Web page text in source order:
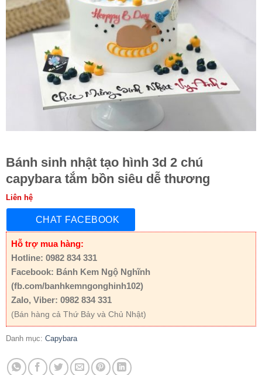
Bánh sinh nhật tạo hình 3d 2 chú
capybara tắm bồn siêu dễ thương
Liên hệ
CHAT FACEBOOK
Hỗ trợ mua hàng:
Hotline: 0982 834 331
Facebook: Bánh Kem Ngộ Nghĩnh
(fb.com/banhkemngonghinh102)
Zalo, Viber: 0982 834 331
(Bán hàng cả Thứ Bảy và Chủ Nhật)
Danh mục: Capybara